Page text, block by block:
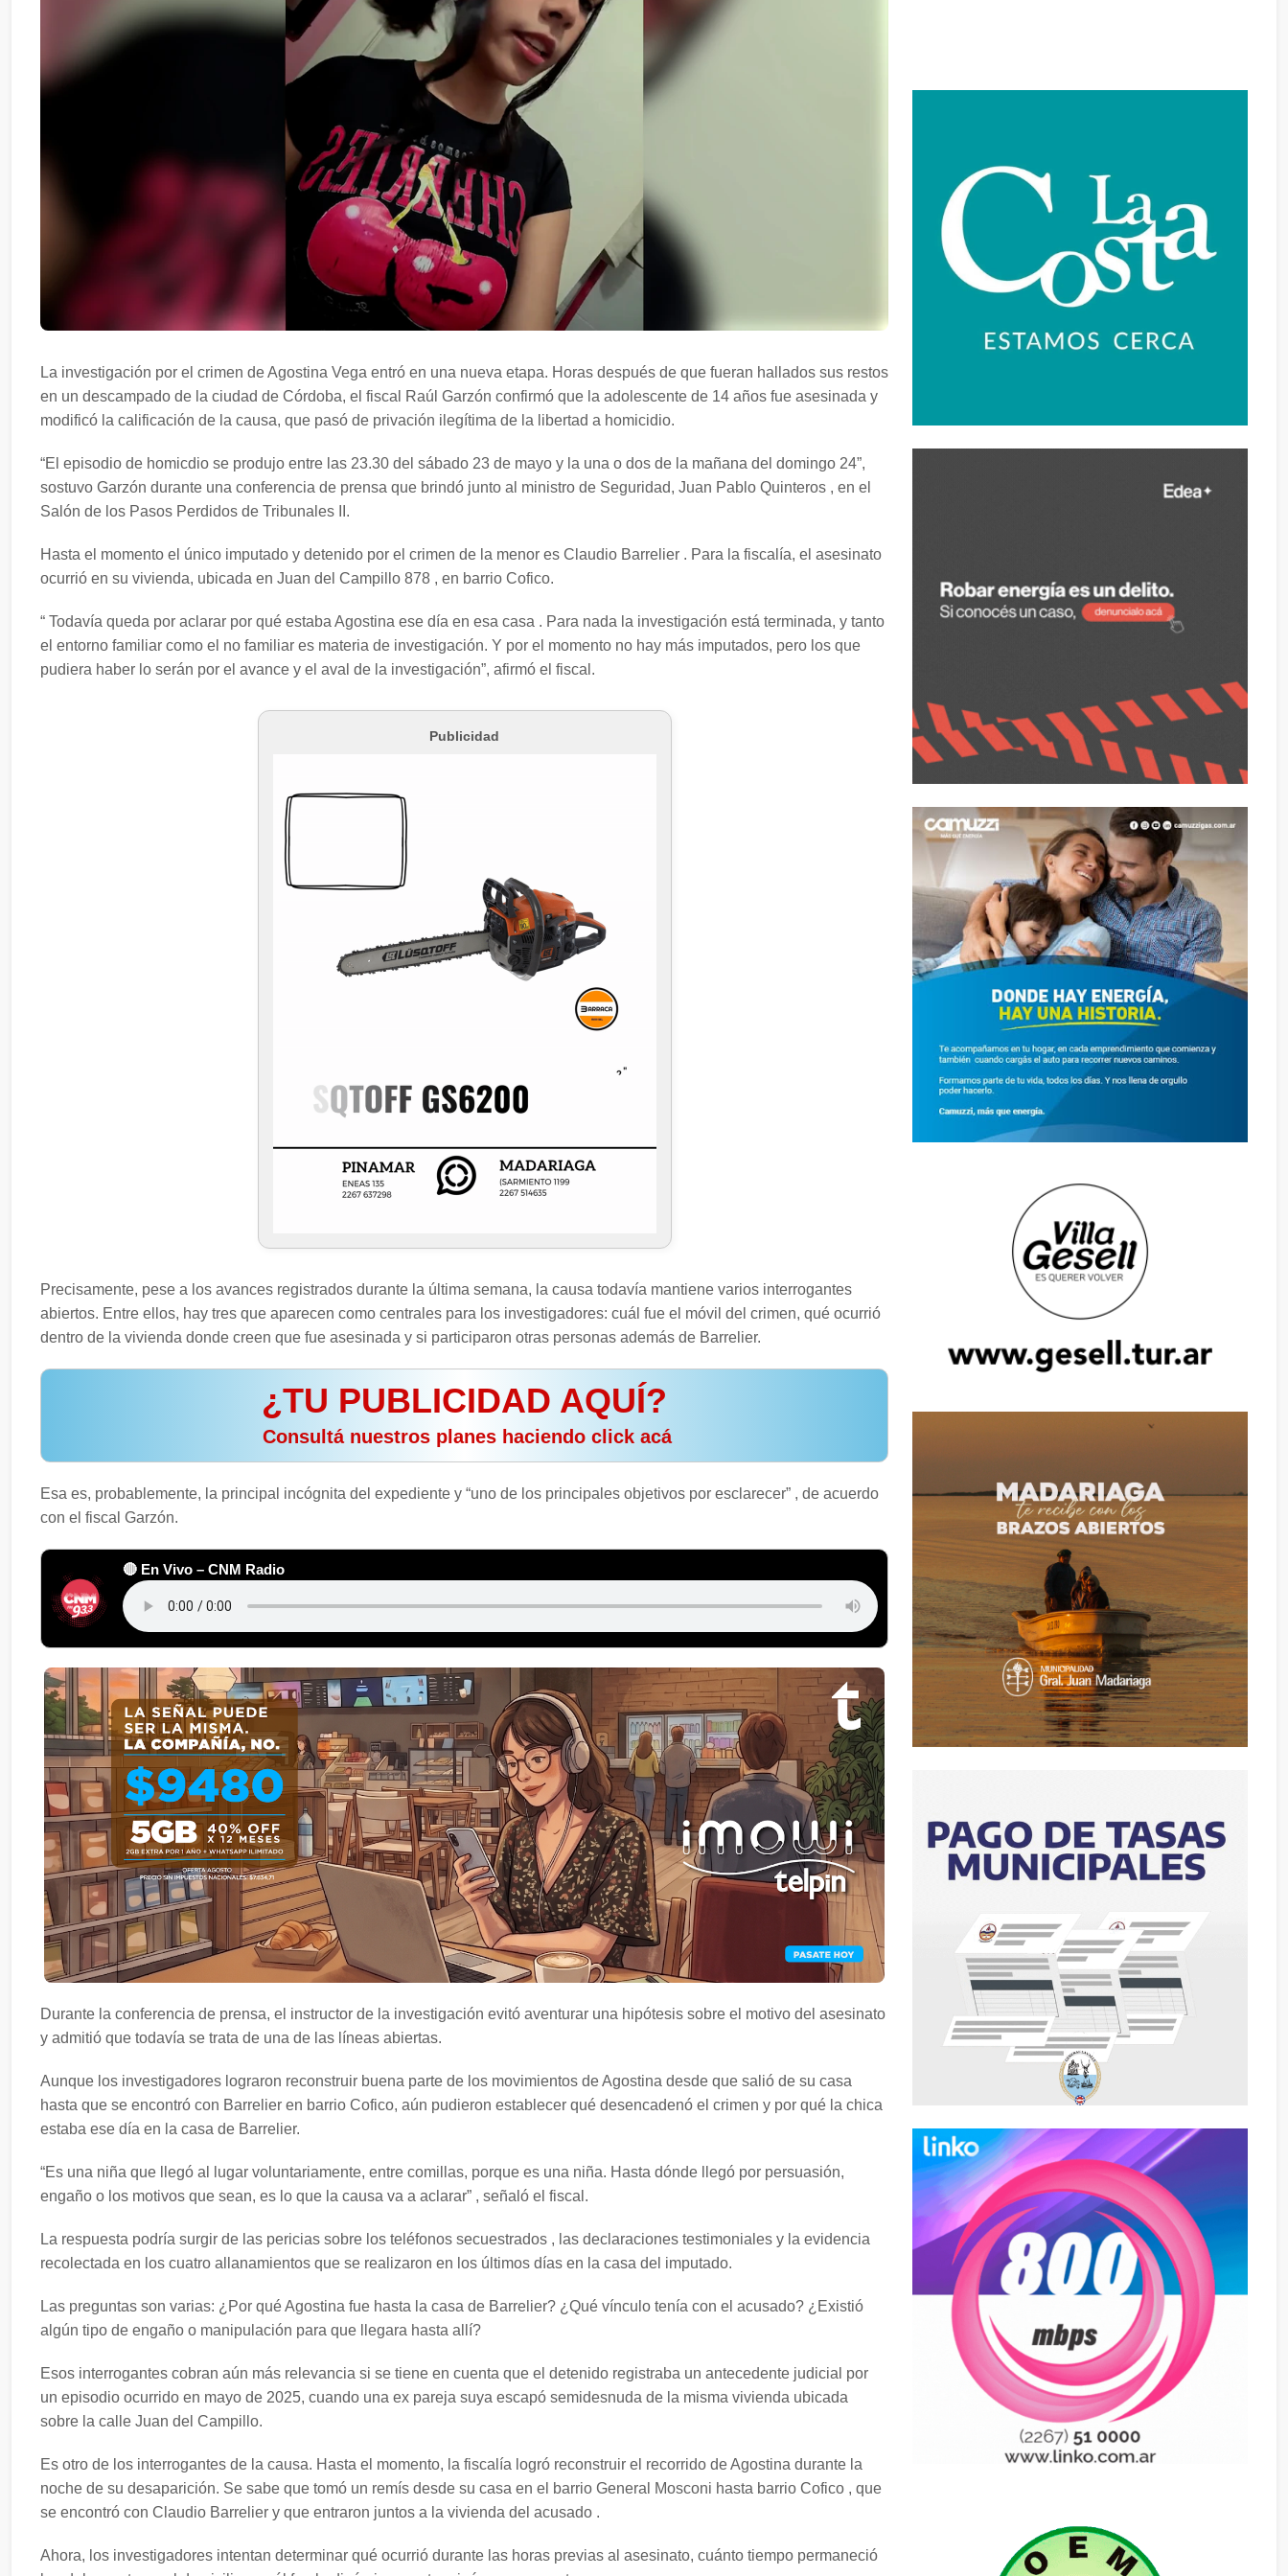
La investigación por el crimen de Agostina Vega entró en una nueva etapa. Horas después de que fueran hallados sus restos
en un descampado de la ciudad de Córdoba, el fiscal Raúl Garzón confirmó que la adolescente de 14 años fue asesinada y
modificó la calificación de la causa, que pasó de privación ilegítima de la libertad a homicidio.
“El episodio de homicdio se produjo entre las 23.30 del sábado 23 de mayo y la una o dos de la mañana del domingo 24”,
sostuvo Garzón durante una conferencia de prensa que brindó junto al ministro de Seguridad, Juan Pablo Quinteros , en el
Salón de los Pasos Perdidos de Tribunales II.
Hasta el momento el único imputado y detenido por el crimen de la menor es Claudio Barrelier . Para la fiscalía, el asesinato
ocurrió en su vivienda, ubicada en Juan del Campillo 878 , en barrio Cofico.
“ Todavía queda por aclarar por qué estaba Agostina ese día en esa casa . Para nada la investigación está terminada, y tanto
el entorno familiar como el no familiar es materia de investigación. Y por el momento no hay más imputados, pero los que
pudiera haber lo serán por el avance y el aval de la investigación”, afirmó el fiscal.
Publicidad
Precisamente, pese a los avances registrados durante la última semana, la causa todavía mantiene varios interrogantes
abiertos. Entre ellos, hay tres que aparecen como centrales para los investigadores: cuál fue el móvil del crimen, qué ocurrió
dentro de la vivienda donde creen que fue asesinada y si participaron otras personas además de Barrelier.
¿TU PUBLICIDAD AQUÍ?
️ Consultá nuestros planes haciendo click acá
Esa es, probablemente, la principal incógnita del expediente y “uno de los principales objetivos por esclarecer” , de acuerdo
con el fiscal Garzón.
🔴 En Vivo – CNM Radio
Durante la conferencia de prensa, el instructor de la investigación evitó aventurar una hipótesis sobre el motivo del asesinato
y admitió que todavía se trata de una de las líneas abiertas.
Aunque los investigadores lograron reconstruir buena parte de los movimientos de Agostina desde que salió de su casa
hasta que se encontró con Barrelier en barrio Cofico, aún pudieron establecer qué desencadenó el crimen y por qué la chica
estaba ese día en la casa de Barrelier.
“Es una niña que llegó al lugar voluntariamente, entre comillas, porque es una niña. Hasta dónde llegó por persuasión,
engaño o los motivos que sean, es lo que la causa va a aclarar” , señaló el fiscal.
La respuesta podría surgir de las pericias sobre los teléfonos secuestrados , las declaraciones testimoniales y la evidencia
recolectada en los cuatro allanamientos que se realizaron en los últimos días en la casa del imputado.
Las preguntas son varias: ¿Por qué Agostina fue hasta la casa de Barrelier? ¿Qué vínculo tenía con el acusado? ¿Existió
algún tipo de engaño o manipulación para que llegara hasta allí?
Esos interrogantes cobran aún más relevancia si se tiene en cuenta que el detenido registraba un antecedente judicial por
un episodio ocurrido en mayo de 2025, cuando una ex pareja suya escapó semidesnuda de la misma vivienda ubicada
sobre la calle Juan del Campillo.
Es otro de los interrogantes de la causa. Hasta el momento, la fiscalía logró reconstruir el recorrido de Agostina durante la
noche de su desaparición. Se sabe que tomó un remís desde su casa en el barrio General Mosconi hasta barrio Cofico , que
se encontró con Claudio Barrelier y que entraron juntos a la vivienda del acusado .
Ahora, los investigadores intentan determinar qué ocurrió durante las horas previas al asesinato, cuánto tiempo permaneció